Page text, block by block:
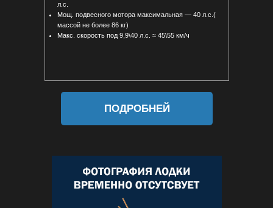
ПОДРОБНЕЙ
л.с.
Мощ. подвесного мотора максимальная — 40 л.с.(
массой не более 86 кг)
Макс. скорость под 9,9\40 л.с. ≈ 45\55 км/ч